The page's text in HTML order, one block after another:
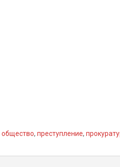
общество, преступление,